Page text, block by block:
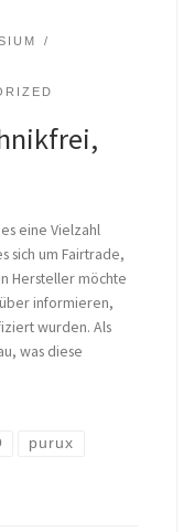
eine Vielzahl
sich um Fairtrade,
Hersteller möchte
informieren,
wurden. Als
was diese
purux